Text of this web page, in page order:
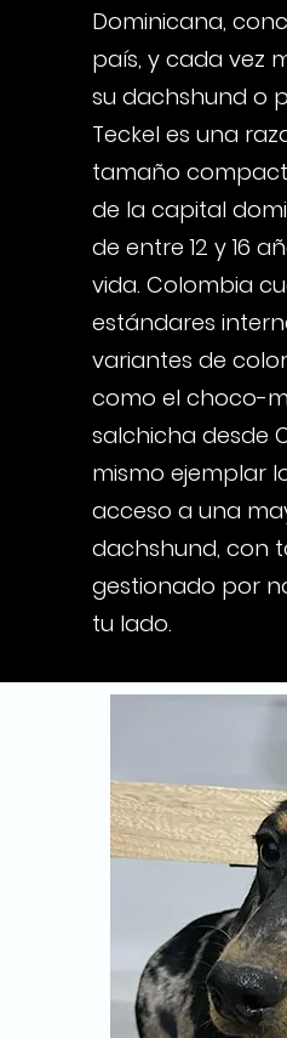
Dominicana,
país, y cada vez
su dachshund o
Teckel es una
tamaño
de la capital
de entre 12 y 16
vida. Colombia
estándares
variantes de
como el choco-
salchicha desde
mismo ejemplar
acceso a una
dachshund, con
gestionado por
tu lado.